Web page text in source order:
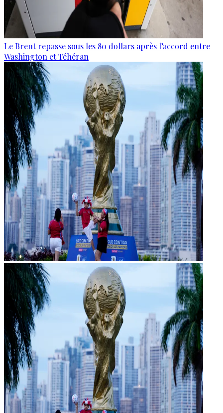
Le Brent repasse sous les 80 dollars après l’accord entre
Washington et Téhéran